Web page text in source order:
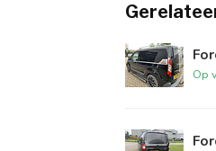
Op